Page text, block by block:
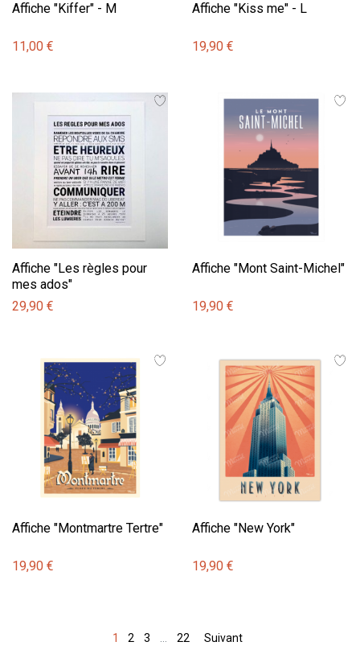
Affiche "Kiffer" - M
11,00 €
Affiche "Kiss me" - L
19,90 €
Affiche "Les règles pour
mes ados"
29,90 €
Affiche "Mont Saint-Michel"
19,90 €
Affiche "Montmartre Tertre"
19,90 €
Affiche "New York"
19,90 €
1 2 3 22 Suivant